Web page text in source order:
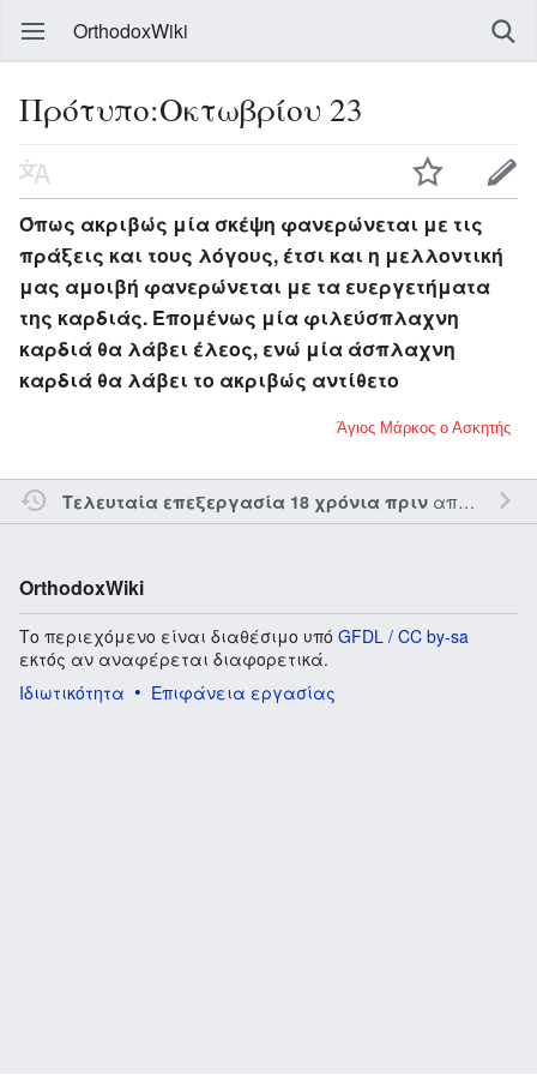
OrthodoxWiki
Πρότυπο:Οκτωβρίου 23
Όπως ακριβώς μία σκέψη φανερώνεται με τις
πράξεις και τους λόγους, έτσι και η μελλοντική
μας αμοιβή φανερώνεται με τα ευεργετήματα
της καρδιάς. Επομένως μία φιλεύσπλαχνη
καρδιά θα λάβει έλεος, ενώ μία άσπλαχνη
καρδιά θα λάβει το ακριβώς αντίθετο
Άγιος Μάρκος ο Ασκητής
Τελευταία επεξεργασία 18 χρόνια πριναπό τον την
OrthodoxWiki
Το περιεχόμενο είναι διαθέσιμο υπό GFDL / CC by-sa
εκτός αν αναφέρεται διαφορετικά.
Ιδιωτικότητα
Επιφάνεια εργασίας